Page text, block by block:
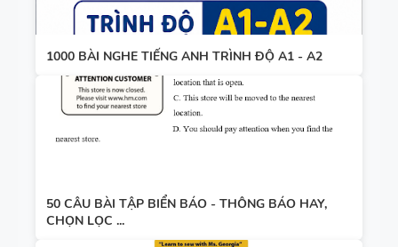
1000 BÀI NGHE TIẾNG ANH TRÌNH ĐỘ A1 - A2
50 CÂU BÀI TẬP BIỂN BÁO - THÔNG BÁO HAY,
CHỌN LỌC ...